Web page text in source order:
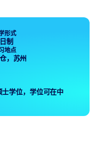
形式
制
地点
，苏州
学位，学位可在中